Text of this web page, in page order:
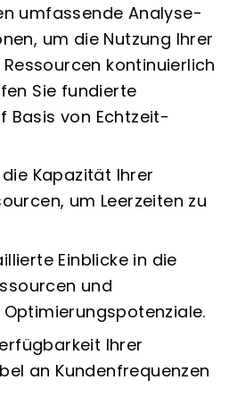
umfassende Analyse-
um die Nutzung Ihrer
kontinuierlich
Sie fundierte
Basis von Echtzeit-
Kapazität Ihrer
um Leerzeiten zu
Einblicke in die
und
Ihrer
an Kundenfrequenzen